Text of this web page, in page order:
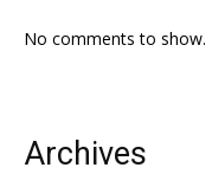
No comments to show.
Archives